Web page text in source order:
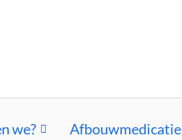
we? Afbouwmedicatie